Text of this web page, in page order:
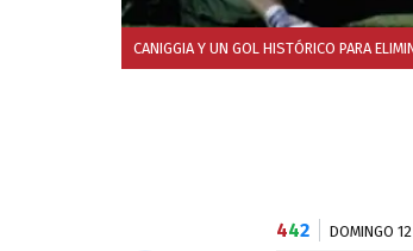
CANIGGIA Y UN GOL HISTÓRICO PARA
442 DOMINGO